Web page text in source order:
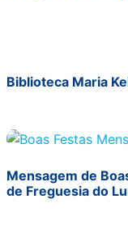
Biblioteca Maria
Mensagem de
de Freguesia do